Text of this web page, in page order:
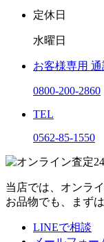
定休日
水曜日
お客様専用 通
0800-200-2860
TEL
0562-85-1550
当店では、オンラ
お品物でも、まず
LINEで相談